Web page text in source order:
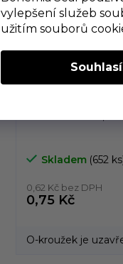
vylepšení služeb
užitím souborů
Skladem (652
0,62 Kč bez DPH
0,75 Kč
O-kroužek je